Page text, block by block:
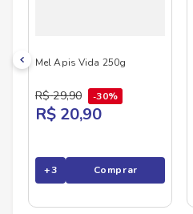
Mel Apis Vida 250g
R$ 29,90 30%
R$ 20,90
+3 Comprar